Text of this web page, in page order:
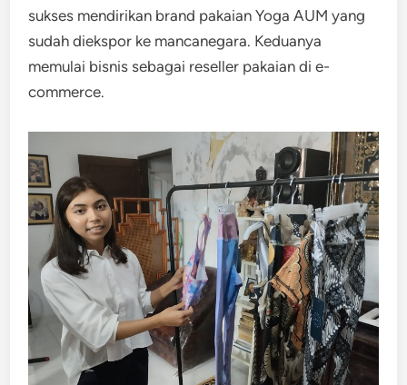
sukses mendirikan brand pakaian Yoga AUM yang
sudah diekspor ke mancanegara. Keduanya
memulai bisnis sebagai reseller pakaian di e-
commerce.